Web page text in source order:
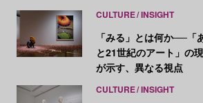
CULTURE INSIGHT
「みる」とは何か──
と21世紀のアート」の
が示す、異なる視点
CULTURE INSIGHT